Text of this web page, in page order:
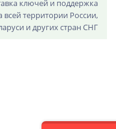
ключей и поддержка
всей территории России,
и других стран СНГ